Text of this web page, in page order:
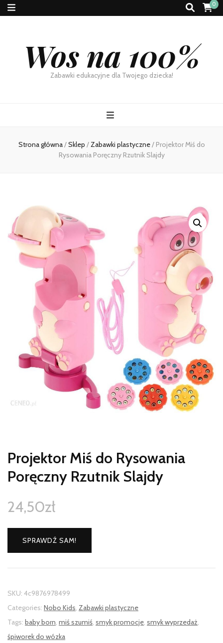
0
Wos na 100%
Zabawki edukacyjne dla Twojego dziecka!
Strona główna/Sklep /Zabawki plastyczne/ Projektor Miś do
Rysowania Poręczny Rzutnik Slajdy
Projektor Miś do Rysowania
Poręczny Rzutnik Slajdy
24,50zł
SPRAWDŹ SAM!
SKU: 4c9876978499
Categories: Nobo Kids, Zabawki plastyczne
Tags: baby born, miś szumiś, smyk promocje, smyk wyprzedaż,
śpiworek do wózka